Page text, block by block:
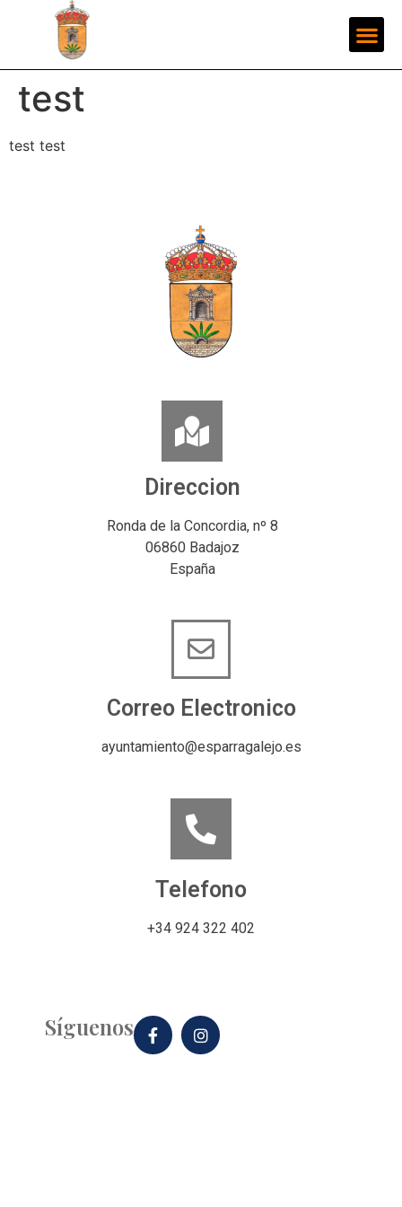
test
test test
Direccion
Ronda de la Concordia, nº 8
06860 Badajoz
España
Correo Electronico
ayuntamiento@esparragalejo.es
Telefono
+34 924 322 402
Síguenos